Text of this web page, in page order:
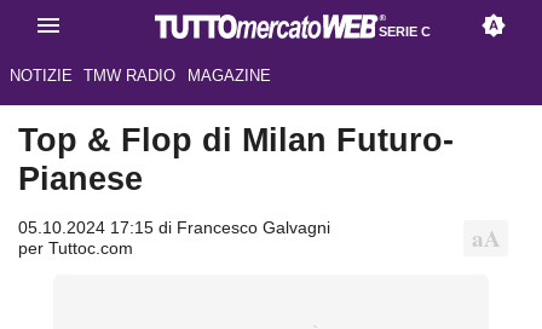
SERIE C
NOTIZIE TMW RADIO MAGAZINE
Top & Flop di Milan Futuro-
Pianese
05.10.2024 17:15 di Francesco Galvagni
per Tuttoc.com